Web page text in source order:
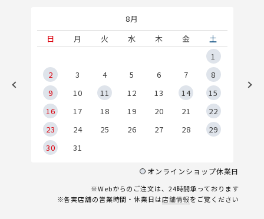
8月
日
月 火 水 木 金
土
1
2
3 4 5 6 7
8
9
10 11 12 13 14
15
16
17 18 19 20 21
22
23
24 25 26 27 28
29
30
31
オンラインショップ休業日
※Webからのご注文は、24時間承っております
※各実店舗の営業時間・休業日は店舗情報をご覧ください